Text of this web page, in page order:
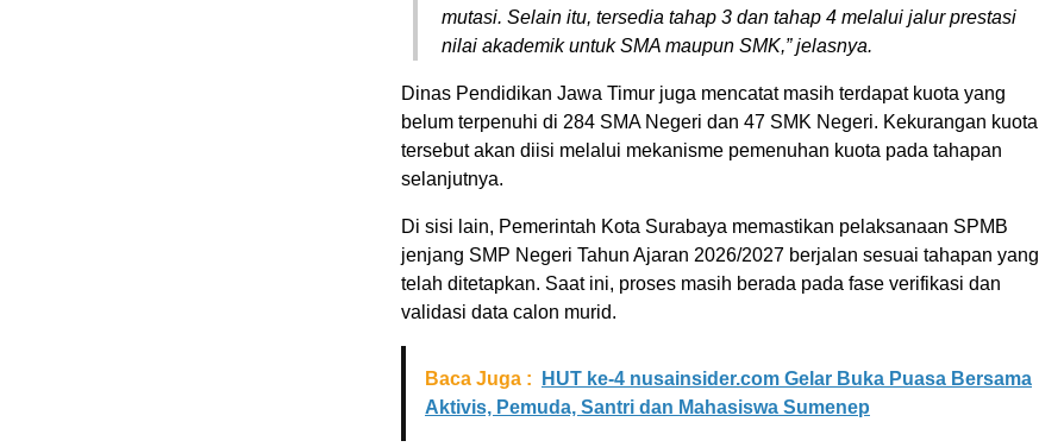
mutasi. Selain itu, tersedia tahap 3 dan tahap 4 melalui jalur prestasi
nilai akademik untuk SMA maupun SMK,” jelasnya.
Dinas Pendidikan Jawa Timur juga mencatat masih terdapat kuota yang
belum terpenuhi di 284 SMA Negeri dan 47 SMK Negeri. Kekurangan kuota
tersebut akan diisi melalui mekanisme pemenuhan kuota pada tahapan
selanjutnya.
Di sisi lain, Pemerintah Kota Surabaya memastikan pelaksanaan SPMB
jenjang SMP Negeri Tahun Ajaran 2026/2027 berjalan sesuai tahapan yang
telah ditetapkan. Saat ini, proses masih berada pada fase verifikasi dan
validasi data calon murid.
Baca Juga :
HUT ke-4 nusainsider.com Gelar Buka Puasa Bersama
Aktivis, Pemuda, Santri dan Mahasiswa Sumenep